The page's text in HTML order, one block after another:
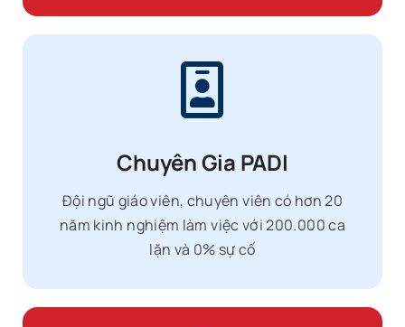
Chuyên Gia PADI
Đội ngũ giáo viên, chuyên viên có hơn 20
năm kinh nghiệm làm việc với 200.000 ca
lặn và 0% sự cố